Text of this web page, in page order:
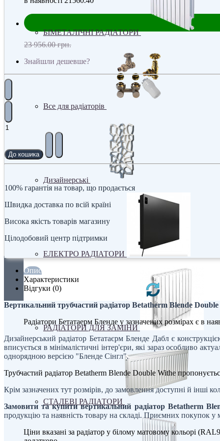
БІМЕТАЛІЧНІ РАДІАТОРИ
Все для радіаторів
Дизайнерські
ЕЛЕКТРО РАДІАТОРИ
РАДІАТОРИ ДЛЯ ЗАМІНИ
СТАЛЕВІ РАДІАТОРИ
23 956.00 грн.
Знайшли дешевше?
До кошика
100% гарантія на товар, що продається
Швидка доставка по всій країні
Висока якість товарів магазину
Цілодобовий центр підтримки
Опис
Характеристики
Відгуки (0)
Вертикальний трубчастий радіатор Betatherm Blende
Радіатори Бетатаерм Бленде у зазначених розмірах є в
Дизайнерський радіатор Бетатаєрм Бленде Дабл є
вписується в мінімалістичні інтер'єри, які зараз особливо
однорядною версією "Бленде Сінгл".
Трубчастий радіатор Betatherm Blende Double Withe
Крім зазначених тут розмірів, до замовлення доступні й інші
Замовити та купити вертикальний радіатор Betatherm
продукцію та наявність товару на складі. Приємних покупок у
Ціни вказані за радіатор у білому матовому кольорі